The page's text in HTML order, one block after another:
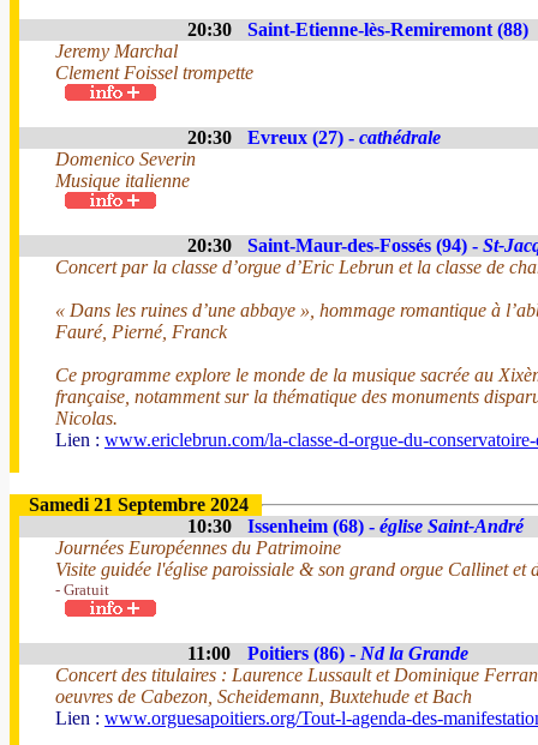
20:30
Saint-Etienne-lès-Remiremont (88)
Jeremy Marchal
Clement Foissel trompette
20:30 Evreux (27) - cathédrale
Domenico Severin
Musique italienne
20:30 Saint-Maur-des-Fossés (94) - St-
Concert par la classe d’orgue d’Eric Lebrun et la classe de
« Dans les ruines d’une abbaye », hommage romantique à
Fauré, Pierné, Franck
Ce programme explore le monde de la musique sacrée au
française, notamment sur la thématique des monuments
Nicolas.
Lien : www.ericlebrun.com/la-classe-d-orgue-du-
Samedi 21 Septembre 2024
10:30
Issenheim (68) - église Saint-André
Journées Européennes du Patrimoine
Visite guidée l'église paroissiale & son grand orgue Callinet et
- Gratuit
11:00 Poitiers (86) - Nd la Grande
Concert des titulaires : Laurence Lussault et Dominique Ferran
oeuvres de Cabezon, Scheidemann, Buxtehude et Bach
Lien : www.orguesapoitiers.org/Tout-l-agenda-des-